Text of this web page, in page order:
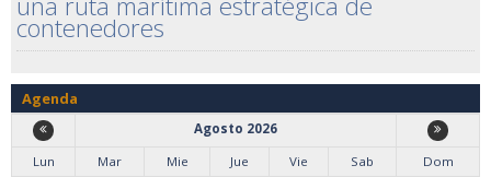
contenedores
Agenda
Agosto 2026
Lun
Mar Mie Jue Vie Sab
Dom